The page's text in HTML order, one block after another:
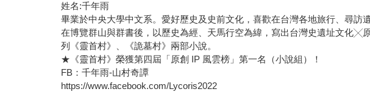
姓名:千年雨
畢業於中央大學中文系。愛好歷史及史前文化，喜歡在台灣各地旅行、尋訪
在博覽群山與群書後，以歷史為經、天馬行空為緯，寫出台灣史遺址文化
列《靈首村》、《詭墓村》兩部小說。
★《靈首村》榮獲第四屆「原創 IP 風雲榜」第一名（小說組）！
FB：千年雨-山村奇譚
https://www.facebook.com/Lycoris2022